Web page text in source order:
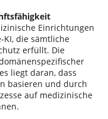
Einrichtungen
KI, die sämtliche
erfüllt. Die
liegt daran, dass
basieren und durch
auf medizinische